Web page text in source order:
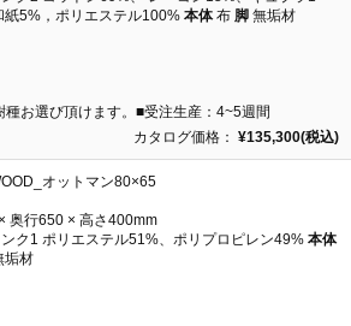
紙5%，ポリエステル100% 本体布 脚 無垢材
種お選び頂けます。■受注生産：4~5週間
カタログ価格： ¥135,300(税込)
オットマン80×65
奥行650 × 高さ400mm
ク1 ポリエステル51%、ポリプロピレン49% 本体
垢材